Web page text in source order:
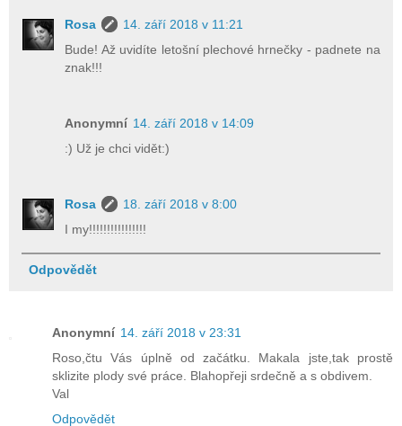
Rosa
14. září 2018 v 11:21
Bude! Až uvidíte letošní plechové hrnečky - padnete na
znak!!!
Anonymní 14. září 2018 v 14:09
:) Už je chci vidět:)
Rosa
18. září 2018 v 8:00
I my!!!!!!!!!!!!!!!!
Odpovědět
Anonymní 14. září 2018 v 23:31
Roso,čtu Vás úplně od začátku. Makala jste,tak prostě
sklizite plody své práce. Blahopřeji srdečně a s obdivem.
Val
Odpovědět